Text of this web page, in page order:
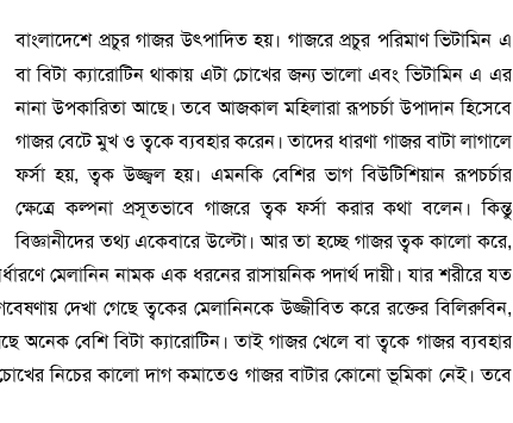
বাংলাদেশে প্রচুর গাজর উৎপাদিত হয়। গাজরে প্রচুর পরিমাণ ভিটামিন এ
বা বিটা ক্যারোটিন থাকায় এটা চোখের জন্য ভালো এবং ভিটামিন এ এর
নানা উপকারিতা আছে। তবে আজকাল মহিলারা রূপচর্চা উপাদান হিসেবে
গাজর বেটে মুখ ও ত্বকে ব্যবহার করেন। তাদের ধারণা গাজর বাটা লাগালে
ফর্সা হয়, ত্বক উজ্জ্বল হয়। এমনকি বেশির ভাগ বিউটিশিয়ান রূপচর্চার
ক্ষেত্রে কল্পনা প্রসূতভাবে গাজরে ত্বক ফর্সা করার কথা বলেন। কিন্তু
বিজ্ঞানীদের তথ্য একেবারে উল্টো। আর তা হচ্ছে গাজর ত্বক কালো করে,
মেলানিন নামক এক ধরনের রাসায়নিক পদার্থ দায়ী। যার শরীরে যত
দেখা গেছে ত্বকের মেলানিনকে উজ্জীবিত করে রক্তের বিলিরুবিন,
অনেক বেশি বিটা ক্যারোটিন। তাই গাজর খেলে বা ত্বকে গাজর ব্যবহার
নিচের কালো দাগ কমাতেও গাজর বাটার কোনো ভূমিকা নেই। তবে